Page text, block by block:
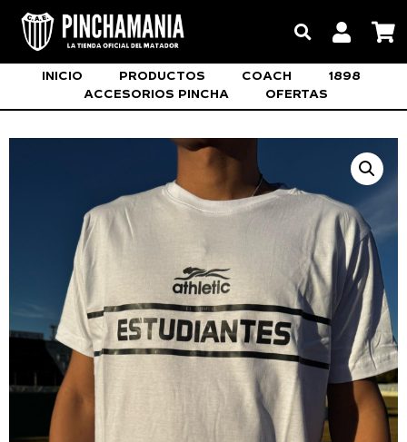
INICIO PRODUCTOS COACH
1898
ACCESORIOS PINCHA
OFERTAS